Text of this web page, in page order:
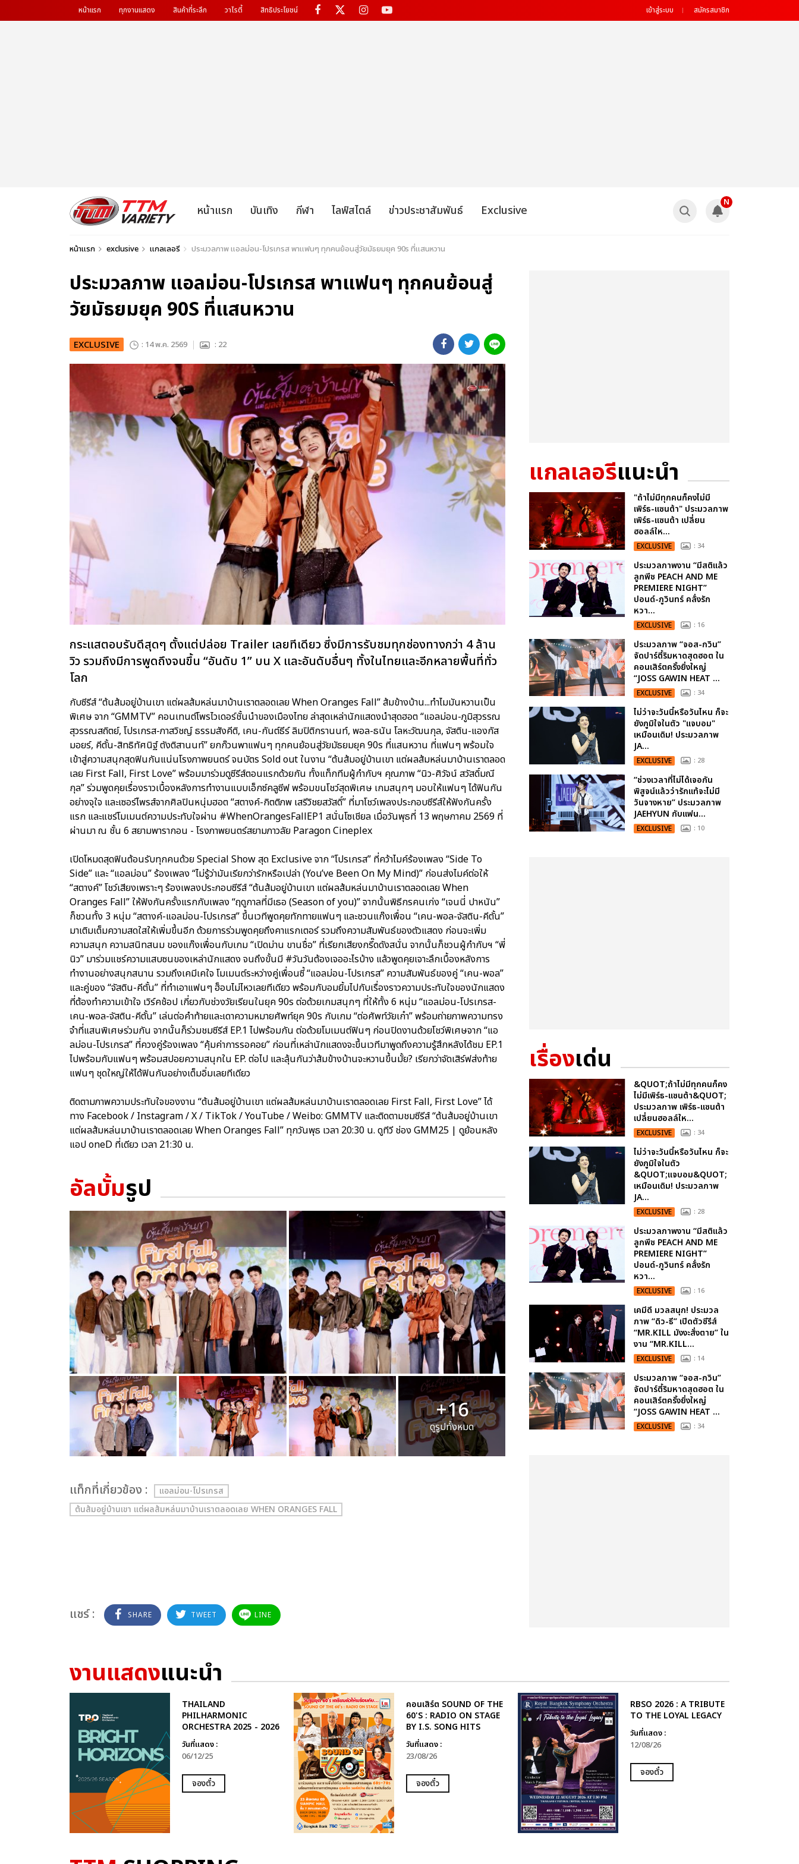
หน้าแรก ทุกงานแสดง สินค้าที่ระลึก วาไรตี้ สิทธิประโยชน์ เข้าสู่ระบบ สมัครสมาชิก
หน้าแรก บันเทิง กีฬา ไลฟ์สไตล์ ข่าวประชาสัมพันธ์ Exclusive
N
หน้าแรก exclusive แกลเลอรี ประมวลภาพ แอลม่อน-โปรเกรส พาแฟนๆ ทุกคนย้อนสู่วัยมัธยมยุค 90s ที่แสนหวาน
ประมวลภาพ แอลม่อน-โปรเกรส พาแฟนๆ ทุกคนย้อนสู่
วัยมัธยมยุค 90S ที่แสนหวาน
EXCLUSIVE : 14 พ.ค. 2569 : 22
กระแสตอบรับดีสุดๆ ตั้งแต่ปล่อย Trailer เลยทีเดียว ซึ่งมีการรับชมทุกช่องทางกว่า 4 ล้าน
วิว รวมถึงมีการพูดถึงจนขึ้น “อันดับ 1” บน X และอันดับอื่นๆ ทั้งในไทยและอีกหลายพื้นที่ทั่ว
โลก
กับซีรีส์ “ต้นส้มอยู่บ้านเขา แต่ผลส้มหล่นมาบ้านเราตลอดเลย When Oranges Fall” ส้มข้างบ้าน...ทำไมมันหวานเป็น
พิเศษ จาก “GMMTV” คอนเทนต์โพรไวเดอร์ชั้นนำของเมืองไทย ล่าสุดเหล่านักแสดงนำสุดฮอต “แอลม่อน-ภูมิสุวรรณ
สุวรรณสถิตย์, โปรเกรส-ภาสวิชญ์ ธรรมสังคีติ, เคน-กันต์ธีร์ ลิมปิติกรานนท์, พอล-ธนัน โลหะวัฒนกุล, จัสติน-แองกัส
มอยร์, คีตั้น-สิทธิทัศนิฐ์ ตังติสานนท์” ยกก๊วนพาแฟนๆ ทุกคนย้อนสู่วัยมัธยมยุค 90s ที่แสนหวาน ที่แฟนๆ พร้อมใจ
เข้าสู่ความสนุกสุดฟินกันแน่นโรงภาพยนตร์ จนบัตร Sold out ในงาน “ต้นส้มอยู่บ้านเขา แต่ผลส้มหล่นมาบ้านเราตลอด
เลย First Fall, First Love” พร้อมมาร่วมดูซีรีส์ตอนแรกด้วยกัน ทั้งแท็กทีมผู้กำกับฯ คุณภาพ “นิว-ศิวัจน์ สวัสดิ์มณี
กุล” ร่วมพูดคุยเรื่องราวเบื้องหลังการทำงานแบบเอ็กซ์คลูซีฟ พร้อมขนโชว์สุดพิเศษ เกมสนุกๆ มอบให้แฟนๆ ได้ฟินกัน
อย่างจุใจ และเซอร์ไพรส์จากศิลปินหนุ่มฮอต “สตางค์-กิตติภพ เสรีวิชยสวัสดิ์” ที่มาโชว์เพลงประกอบซีรีส์ให้ฟังกันครั้ง
แรก และแชร์โมเมนต์ความประทับใจผ่าน #WhenOrangesFallEP1 สนั่นโซเชียล เมื่อวันพุธที่ 13 พฤษภาคม 2569 ที่
ผ่านมา ณ ชั้น 6 สยามพารากอน - โรงภาพยนตร์สยามภาวลัย Paragon Cineplex
เปิดโหมดสุดฟินต้อนรับทุกคนด้วย Special Show สุด Exclusive จาก “โปรเกรส” ที่คว้าไมค์ร้องเพลง “Side To
Side” และ “แอลม่อน” ร้องเพลง “ไม่รู้ว่ามันเรียกว่ารักหรือเปล่า (You’ve Been On My Mind)” ก่อนส่งไมค์ต่อให้
“สตางค์” โชว์เสียงเพราะๆ ร้องเพลงประกอบซีรีส์ “ต้นส้มอยู่บ้านเขา แต่ผลส้มหล่นมาบ้านเราตลอดเลย When
Oranges Fall” ให้ฟังกันครั้งแรกกับเพลง “ฤดูกาลที่มีเธอ (Season of you)” จากนั้นพิธีกรคนเก่ง “เจนนี่ ปาหนัน”
ก็ชวนทั้ง 3 หนุ่ม “สตางค์-แอลม่อน-โปรเกรส” ขึ้นเวทีพูดคุยทักทายแฟนๆ และชวนแก๊งเพื่อน “เคน-พอล-จัสติน-คีตั้น”
มาเติมเต็มความสดใสให้เพิ่มขึ้นอีก ด้วยการร่วมพูดคุยถึงคาแรกเตอร์ รวมถึงความสัมพันธ์ของตัวแสดง ก่อนจะเพิ่ม
ความสนุก ความสนิทสนม ของแก๊งเพื่อนกับเกม “เปิดม่าน ขานชื่อ” ที่เรียกเสียงกรี๊ดดังสนั่น จากนั้นก็ชวนผู้กำกับฯ “พี่
นิว” มาร่วมแชร์ความแสบซนของเหล่านักแสดง จนถึงขั้นมี #วันวันต้องเจออะไรบ้าง แล้วพูดคุยเจาะลึกเบื้องหลังการ
ทำงานอย่างสนุกสนาน รวมถึงเคมีเคใจ โมเมนต์ระหว่างคู่เพื่อนซี้ “แอลม่อน-โปรเกรส” ความสัมพันธ์ของคู่ “เคน-พอล”
และคู่ของ “จัสติน-คีตั้น” ที่ทำเอาแฟนๆ ฮ็อบไม่ไหวเลยทีเดียว พร้อมกับอมยิ้มไปกับเรื่องราวความประทับใจของนักแสดง
ที่ต้องทำความเข้าใจ เวิร์คช้อป เกี่ยวกับช่วงวัยเรียนในยุค 90s ต่อด้วยเกมสนุกๆ ที่ให้ทั้ง 6 หนุ่ม “แอลม่อน-โปรเกรส-
เคน-พอล-จัสติน-คีตั้น” เล่นต่อคำท้ายและเดาความหมายศัพท์ยุค 90s กับเกม “ต่อศัพท์วัยเก๋า” พร้อมถ่ายภาพความทรง
จำที่แสนพิเศษร่วมกัน จากนั้นก็ร่วมชมซีรีส์ EP.1 ไปพร้อมกัน ต่อด้วยโมเมนต์ฟินๆ ก่อนปิดงานด้วยโชว์พิเศษจาก “แอ
ลม่อน-โปรเกรส” ที่ควงคู่ร้องเพลง “คุ้มค่าการรอคอย” ก่อนที่เหล่านักแสดงจะขึ้นเวทีมาพูดถึงความรู้สึกหลังได้ชม EP.1
ไปพร้อมกับแฟนๆ พร้อมสปอยความสนุกใน EP. ต่อไป และลุ้นกันว่าส้มข้างบ้านจะหวานขึ้นมั้ย? เรียกว่าจัดเสิร์ฟส่งท้าย
แฟนๆ ชุดใหญ่ให้ได้ฟินกันอย่างเต็มอิ่มเลยทีเดียว
ติดตามภาพความประทับใจของงาน “ต้นส้มอยู่บ้านเขา แต่ผลส้มหล่นมาบ้านเราตลอดเลย First Fall, First Love” ได้
ทาง Facebook / Instagram / X / TikTok / YouTube / Weibo: GMMTV และติดตามชมซีรีส์ “ต้นส้มอยู่บ้านเขา
แต่ผลส้มหล่นมาบ้านเราตลอดเลย When Oranges Fall” ทุกวันพุธ เวลา 20:30 น. ดูทีวี ช่อง GMM25 | ดูย้อนหลัง
แอป oneD ที่เดียว เวลา 21:30 น.
อัลบั้มรูป
+16
ดูรูปทั้งหมด
เเท็กที่เกี่ยวข้อง :
แอลม่อน-โปรเกรส
ต้นส้มอยู่บ้านเขา แต่ผลส้มหล่นมาบ้านเราตลอดเลย WHEN ORANGES FALL
แชร์ : SHARE TWEET LINE
แกลเลอรีแนะนำ
"ถ้าไม่มีทุกคนก็คงไม่มี
เพิร์ธ-แซนต้า" ประมวลภาพ
เพิร์ธ-แซนต้า เปลี่ยน
ฮอลล์ให...
EXCLUSIVE : 34
ประมวลภาพงาน “มีสติแล้ว
ลูกพีช PEACH AND ME
PREMIERE NIGHT”
ปอนด์-ภูวินทร์ คลั่งรัก
หวา...
EXCLUSIVE : 16
ประมวลภาพ “จอส-กวิน”
จัดปาร์ตี้ริมหาดสุดฮอต ใน
คอนเสิร์ตครั้งยิ่งใหญ่
“JOSS GAWIN HEAT ...
EXCLUSIVE : 34
ไม่ว่าจะวันนี้หรือวันไหน ก็จะ
ยังภูมิใจในตัว "แจบอม"
เหมือนเดิม! ประมวลภาพ
JA...
EXCLUSIVE : 28
“ช่วงเวลาที่ไม่ได้เจอกัน
พิสูจน์แล้วว่ารักแท้จะไม่มี
วันจางหาย” ประมวลภาพ
JAEHYUN กับแฟน...
EXCLUSIVE : 10
เรื่องเด่น
&QUOT;ถ้าไม่มีทุกคนก็คง
ไม่มีเพิร์ธ-แซนต้า&QUOT;
ประมวลภาพ เพิร์ธ-แซนต้า
เปลี่ยนฮอลล์ให...
EXCLUSIVE : 34
ไม่ว่าจะวันนี้หรือวันไหน ก็จะ
ยังภูมิใจในตัว
&QUOT;แจบอม&QUOT;
เหมือนเดิม! ประมวลภาพ
JA...
EXCLUSIVE : 28
ประมวลภาพงาน “มีสติแล้ว
ลูกพีช PEACH AND ME
PREMIERE NIGHT”
ปอนด์-ภูวินทร์ คลั่งรัก
หวา...
EXCLUSIVE : 16
เคมีดี มวลสนุก! ประมวล
ภาพ “ดิว-ธี” เปิดตัวซีรีส์
“MR.KILL มังงะสั่งตาย” ใน
งาน “MR.KILL...
EXCLUSIVE : 14
ประมวลภาพ “จอส-กวิน”
จัดปาร์ตี้ริมหาดสุดฮอต ใน
คอนเสิร์ตครั้งยิ่งใหญ่
“JOSS GAWIN HEAT ...
EXCLUSIVE : 34
งานแสดงแนะนำ
THAILAND
PHILHARMONIC
ORCHESTRA 2025 - 2026
วันที่แสดง :
06/12/25
จองตั๋ว
คอนเสิร์ต SOUND OF THE
60'S : RADIO ON STAGE
BY I.S. SONG HITS
วันที่แสดง :
23/08/26
จองตั๋ว
RBSO 2026 : A TRIBUTE
TO THE LOYAL LEGACY
วันที่แสดง :
12/08/26
จองตั๋ว